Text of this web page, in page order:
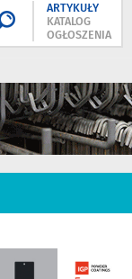
ARTYKUŁY
KATALOG
OGŁOSZENIA